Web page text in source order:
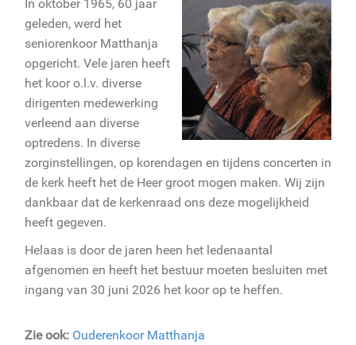
In oktober 1965, 60 jaar
geleden, werd het
seniorenkoor Matthanja
opgericht. Vele jaren heeft
het koor o.l.v. diverse
dirigenten medewerking
verleend aan diverse
optredens. In diverse
zorginstellingen, op korendagen en tijdens concerten in
de kerk heeft het de Heer groot mogen maken. Wij zijn
dankbaar dat de kerkenraad ons deze mogelijkheid
heeft gegeven.
Helaas is door de jaren heen het ledenaantal
afgenomen en heeft het bestuur moeten besluiten met
ingang van 30 juni 2026 het koor op te heffen.
Zie ook: Ouderenkoor Matthanja